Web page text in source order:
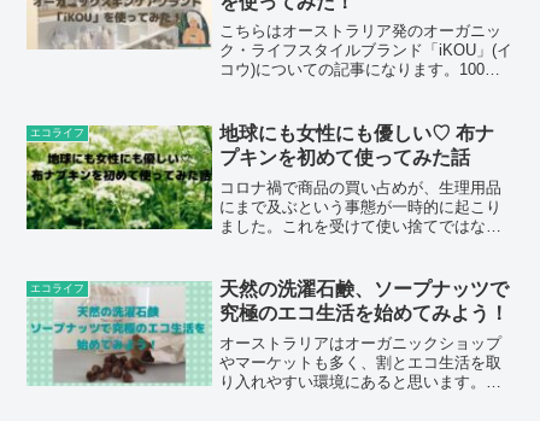
こちらはオーストラリア発のオーガニッ
ク・ライフスタイルブランド「iKOU」(イ
コウ)についての記事になります。100％
作られている上、アンチエイジング効果
も高いと噂のiKOUの製品を実際に試して
みてレビューしております。その使用
感、効果はいかに！？40代、50代でスキ
ンケア化粧品迷子の方におすすめの内容
です。
エコライフ
地球にも女性にも優しい♡ 布ナ
プキンを初めて使ってみた話
コロナ禍で商品の買い占めが、生理用品
にまで及ぶという事態が一時的に起こり
ました。これを受けて使い捨てではなく
ドリーかつ女性のカラダにも負担をかけ
ないと言われる布ナプキン...
エコライフ
天然の洗濯石鹸、ソープナッツで
究極のエコ生活を始めてみよう！
オーストラリアはオーガニックショップ
やマーケットも多く、割とエコ生活を取
り入れやすい環境にあると思います。そ